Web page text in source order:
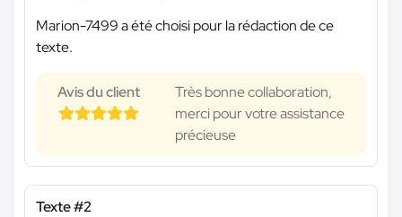
Marion-7499 a été choisi pour la rédaction de ce
texte.
Avis du client
Très bonne collaboration,
merci pour votre assistance
précieuse
Texte #2